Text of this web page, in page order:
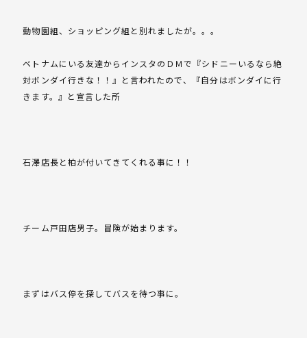
動物園組、ショッピング組と別れましたが。。。
ベトナムにいる友達からインスタのＤＭで『シドニーいるなら絶
対ボンダイ行きな！！』と言われたので、『自分はボンダイに行
きます。』と宣言した所
石澤店長と柏が付いてきてくれる事に！！
チーム戸田店男子。冒険が始まります。
まずはバス停を探してバスを待つ事に。